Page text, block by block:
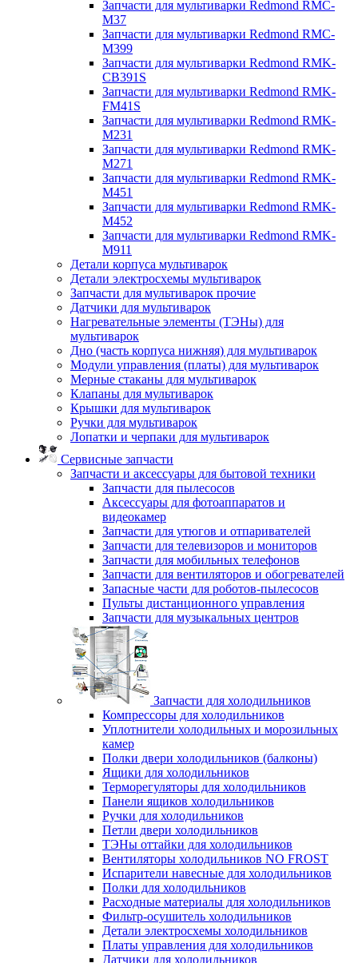
Запчасти для мультиварки Redmond RMC-
M37
Запчасти для мультиварки Redmond RMC-
M399
Запчасти для мультиварки Redmond RMK-
CB391S
Запчасти для мультиварки Redmond RMK-
FM41S
Запчасти для мультиварки Redmond RMK-
M231
Запчасти для мультиварки Redmond RMK-
M271
Запчасти для мультиварки Redmond RMK-
M451
Запчасти для мультиварки Redmond RMK-
M452
Запчасти для мультиварки Redmond RMK-
M911
Детали корпуса мультиварок
Детали электросхемы мультиварок
Запчасти для мультиварок прочие
Датчики для мультиварок
Нагревательные элементы (ТЭНы) для
мультиварок
Дно (часть корпуса нижняя) для мультиварок
Модули управления (платы) для мультиварок
Мерные стаканы для мультиварок
Клапаны для мультиварок
Крышки для мультиварок
Ручки для мультиварок
Лопатки и черпаки для мультиварок
Сервисные запчасти
Запчасти и аксессуары для бытовой техники
Запчасти для пылесосов
Аксессуары для фотоаппаратов и
видеокамер
Запчасти для утюгов и отпаривателей
Запчасти для телевизоров и мониторов
Запчасти для мобильных телефонов
Запчасти для вентиляторов и обогревателей
Запасные части для роботов-пылесосов
Пульты дистанционного управления
Запчасти для музыкальных центров
Запчасти для холодильников
Компрессоры для холодильников
Уплотнители холодильных и морозильных
камер
Полки двери холодильников (балконы)
Ящики для холодильников
Терморегуляторы для холодильников
Панели ящиков холодильников
Ручки для холодильников
Петли двери холодильников
ТЭНы оттайки для холодильников
Вентиляторы холодильников NO FROST
Испарители навесные для холодильников
Полки для холодильников
Расходные материалы для холодильников
Фильтр-осушитель холодильников
Детали электросхемы холодильников
Платы управления для холодильников
Датчики для холодильников